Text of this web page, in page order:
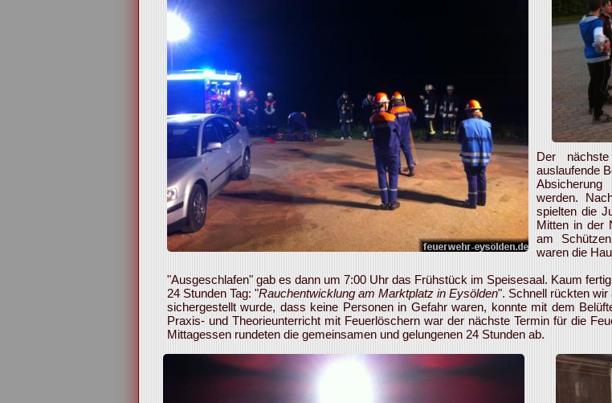
Der
auslaufende
werden.
spielten die
Mitten in der
am
waren die
"Ausgeschlafen" gab es dann um 7:00 Uhr das Frühstück im Speisesaal. Kaum
24 Stunden Tag: "Rauchentwicklung am Marktplatz in Eysölden". Schnell rückten wir
sichergestellt wurde, dass keine Personen in Gefahr waren, konnte mit dem
Praxis- und Theorieunterricht mit Feuerlöschern war der nächste Termin für die
Mittagessen rundeten die gemeinsamen und gelungenen 24 Stunden ab.